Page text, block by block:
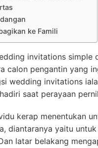
ke Famili
invitations simple
calon pengantin yang
wedding invitations
saat perayaan
kerap menentukan
diantaranya yaitu
latar belakang